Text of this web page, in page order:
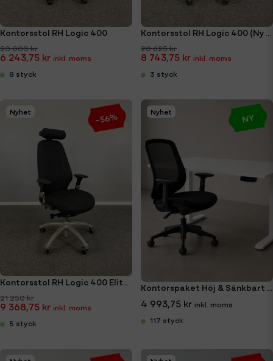
Kontorsstol RH Logic 400
20 000 kr
6 243,75 kr
8 styck
Kontorsstol RH Logic 400 (Ny klädsel)
20 625 kr
8 743,75 kr
3 styck
Kontorsstol RH Logic 400 Elite (Ny klädsel)
21 250 kr
9 368,75 kr
5 styck
Nyhet -56%
Kontorspaket Höj & Sänkbart Skrivbord + Kontorsstol
4 993,75 kr
117 styck
Nyhet NY